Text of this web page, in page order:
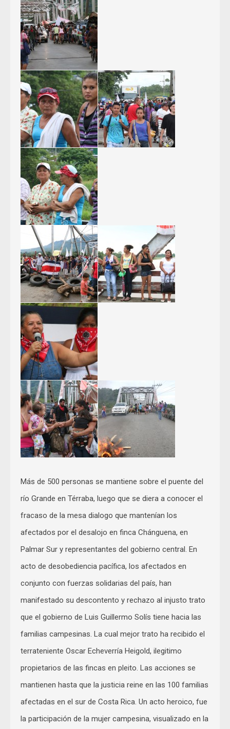
Más de 500 personas se mantiene sobre el puente del
río Grande en Térraba, luego que se diera a conocer el
fracaso de la mesa dialogo que mantenían los
afectados por el desalojo en finca Chánguena, en
Palmar Sur y representantes del gobierno central. En
acto de desobediencia pacífica, los afectados en
conjunto con fuerzas solidarias del país, han
manifestado su descontento y rechazo al injusto trato
que el gobierno de Luis Guillermo Solís tiene hacia las
familias campesinas. La cual mejor trato ha recibido el
terrateniente Oscar Echeverría Heigold, ilegitimo
propietarios de las fincas en pleito. Las acciones se
mantienen hasta que la justicia reine en las 100 familias
afectadas en el sur de Costa Rica. Un acto heroico, fue
la participación de la mujer campesina, visualizado en la